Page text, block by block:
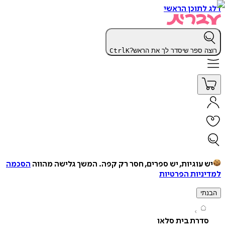
הראשי
ספר שיסדר לך את הראש? CtrlK
עוגיות, יש ספרים, חסר רק קפה. המשך גלישה מהווההסכמה
הפרטיות
בית סלאו